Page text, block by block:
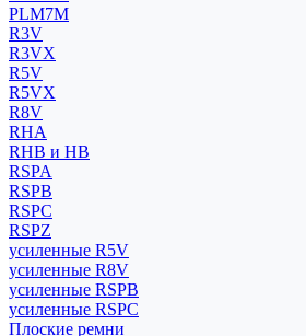
PLM7M
R3V
R3VX
R5V
R5VX
R8V
RHA
RHB и HB
RSPA
RSPB
RSPC
RSPZ
усиленные R5V
усиленные R8V
усиленные RSPB
усиленные RSPC
Плоские ремни